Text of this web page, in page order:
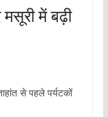
में बढ़ी
से पहले पर्यटकों